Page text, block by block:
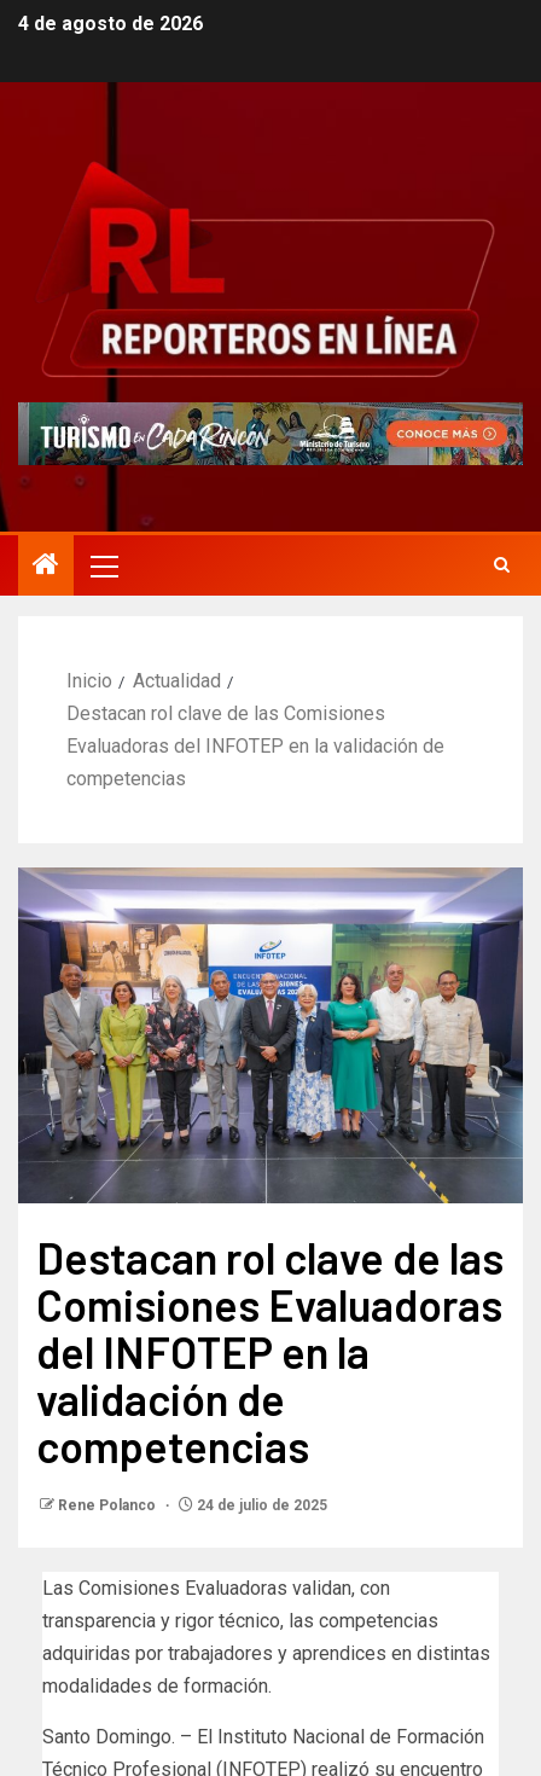
4 de agosto de 2026
Inicio
Actualidad
Destacan rol clave de las Comisiones
Evaluadoras del INFOTEP en la validación de
competencias
Destacan rol clave de las
Comisiones Evaluadoras
del INFOTEP en la
validación de
competencias
Rene Polanco 24 de julio de 2025
Las Comisiones Evaluadoras validan, con
transparencia y rigor técnico, las competencias
adquiridas por trabajadores y aprendices en distintas
modalidades de formación.
Santo Domingo. – El Instituto Nacional de Formación
Técnico Profesional (INFOTEP) realizó su encuentro